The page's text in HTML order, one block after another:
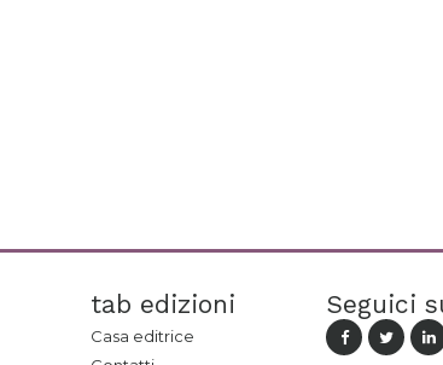
tab edizioni
Casa editrice
Seguici